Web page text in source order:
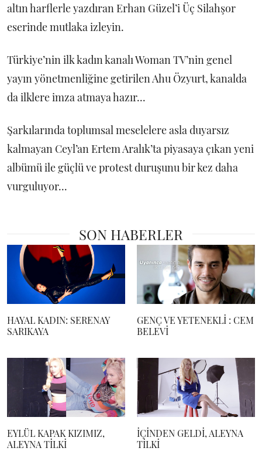
altın harflerle yazdıran Erhan Güzel’i Üç Silahşor
eserinde mutlaka izleyin.
Türkiye’nin ilk kadın kanalı Woman TV’nin genel
yayın yönetmenliğine getirilen Ahu Özyurt, kanalda
da ilklere imza atmaya hazır...
Şarkılarında toplumsal meselelere asla duyarsız
kalmayan Ceyl’an Ertem Aralık’ta piyasaya çıkan yeni
albümü ile güçlü ve protest duruşunu bir kez daha
vurguluyor...
SON HABERLER
HAYAL KADIN: SERENAY
SARIKAYA
GENÇ VE YETENEKLİ : CEM
BELEVİ
EYLÜL KAPAK KIZIMIZ,
ALEYNA TİLKİ
İÇİNDEN GELDİ, ALEYNA
TİLKİ